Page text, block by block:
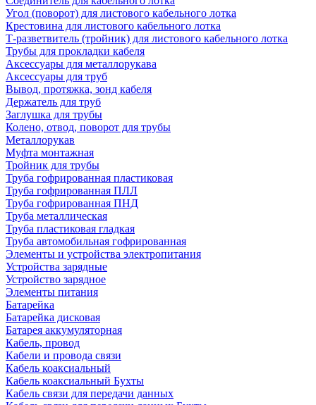
Угол (поворот) для листового кабельного лотка
Крестовина для листового кабельного лотка
Т-разветвитель (тройник) для листового кабельного лотка
Трубы для прокладки кабеля
Аксессуары для металлорукава
Аксессуары для труб
Вывод, протяжка, зонд кабеля
Держатель для труб
Заглушка для трубы
Колено, отвод, поворот для трубы
Металлорукав
Муфта монтажная
Тройник для трубы
Труба гофрированная пластиковая
Труба гофрированная ПЛЛ
Труба гофрированная ПНД
Труба металлическая
Труба пластиковая гладкая
Труба автомобильная гофрированная
Элементы и устройства электропитания
Устройства зарядные
Устройство зарядное
Элементы питания
Батарейка
Батарейка дисковая
Батарея аккумуляторная
Кабель, провод
Кабели и провода связи
Кабель коаксиальный
Кабель коаксиальный Бухты
Кабель связи для передачи данных